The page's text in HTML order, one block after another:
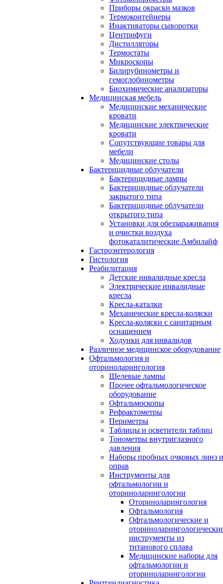
Приборы окраски мазков
Термоконтейнеры
Инактиваторы сыворотки
Центрифуги
Дистилляторы
Термостаты
Микроскопы
Билирубинометры и
гемоглобинометры
Биохимические анализаторы
Медицинская мебель
Медицинские механические
кровати
Медицинские электрические
кровати
Сопутствующие товары для
мебели
Медицинские столы
Бактерицидные облучатели
Бактерицидные лампы
Бактерицидные облучатели
закрытого типа
Бактерицидные облучатели
открытого типа
Установки для обеззараживания
и очистки воздуха
фотокаталитические Амбилайф
Гастроэнтерология
Гистология
Реабилитация
Детские инвалидные кресла
Электрические инвалидные
кресла
Кресла-каталки
Механические кресла-коляски
Кресла-коляски с санитарным
оснащением
Ходунки для инвалидов
Различное медицинское оборудование
Офтальмология и
оториноларингология
Щелевые лампы
Прочее офтальмологическое
оборудование
Офтальмоскопы
Рефрактометры
Периметры
Таблицы и осветители таблиц
Тонометры внутриглазного
давления
Наборы пробных очковых линз и
оправ
Инструменты для
офтальмологии и
оториноларингологии
Оториноларингология
Офтальмология
Офтальмологические и
инструменты из
титанового сплава
Медицинские наборы для
офтальмологии и
оториноларингологии